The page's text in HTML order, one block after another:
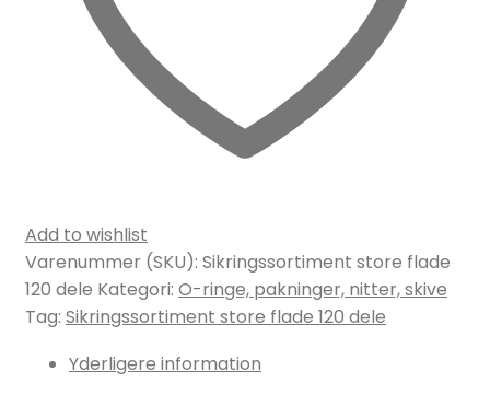
Add to wishlist
Varenummer (SKU): Sikringssortiment store flade
120 dele Kategori: O-ringe, pakninger, nitter, skive
Tag: Sikringssortiment store flade 120 dele
Yderligere information